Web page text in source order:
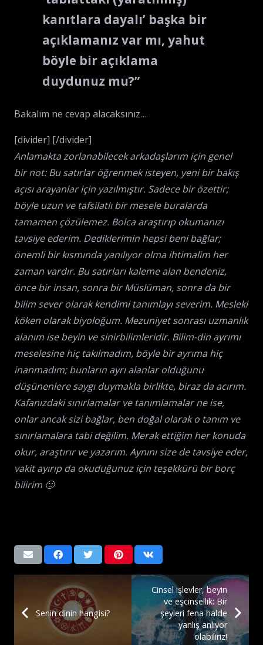
kanıtlara dayalı’ başka bir
açıklamanız var mı, yahut
böyle bir açıklama
duydunuz mu?”
Bakalım ne cevap alacaksınız…
[divider] [/divider]
Anlamakta zorlanabilecek arkadaşlarım için genel
bir not: Bu satırlar öğrenmek isteyen, yeni bir bakış
açısı arayanlar için yazılmıştır. Sadece bir özettir;
böyle uzun ve tafsilatlı bir mesele buralarda
tamamen çözülemez. Bolca araştırıp okumanızı
tavsiye ederim. Dediklerimin hepsi beni bağlar;
önemli bir kısmında yanılıyor olma ihtimalim her
zaman vardır. Bu satırları kaleme alan bendeniz,
önce bir insan, sonra bir Müslüman, sonra da bir
bilim sever olarak kendimi tanımlayı severim. Mesleki
köken olarak biyoloğum. Mezuniyet sonrası uzmanlık
alanım ise beyin ve sinirbilimleridir. Bilim-din ayrımı
meselesine hiç takılmadım, böyle bir ayrıma hiç
inanmadım; bunların ayrı alanlar olduğunu
düşünenlere saygı duymakla birlikte, biraz da acırım.
Kafanızdaki sınırlamalar ve tanımlamalar ne ise,
onlar ancak sizi bağlar, ben doğal olarak o tanım ve
sınırlamalara tabi değilim. Merak ettiğim her konuda
okur, araştırır ve yazarım. Aynını size de tavsiye eder,
vakit ayırıp da okuduğunuz için teşekkürü bir borç
bilirim 🙂
Senin dinin hangisi?
Cinsel işlevler, beyin
ve eşcinsellik: Bir
şeyleri fena halde
yanlış anlıyor
olabiliriz!